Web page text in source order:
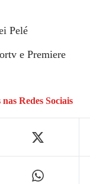
Pelé
e Premiere
nas Redes Sociais